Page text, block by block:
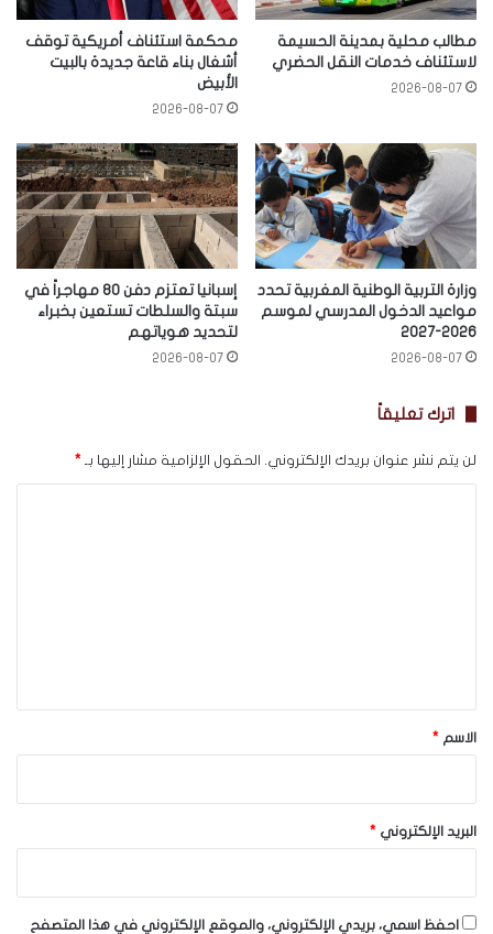
مطالب محلية بمدينة الحسيمة
لاستئناف خدمات النقل الحضري
2026-08-07
محكمة استئناف أمريكية توقف
أشغال بناء قاعة جديدة بالبيت
الأبيض
2026-08-07
وزارة التربية الوطنية المغربية تحدد
مواعيد الدخول المدرسي لموسم
2026-2027
2026-08-07
إسبانيا تعتزم دفن 80 مهاجراً في
سبتة والسلطات تستعين بخبراء
لتحديد هوياتهم
2026-08-07
اترك تعليقاً
لن يتم نشر عنوان بريدك الإلكتروني. الحقول الإلزامية مشار إليها بـ *
*
الاسم *
البريد الإلكتروني *
احفظ اسمي، بريدي الإلكتروني، والموقع الإلكتروني في هذا المتصفح